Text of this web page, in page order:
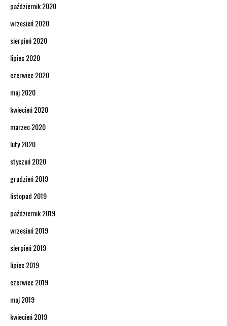
październik 2020
wrzesień 2020
sierpień 2020
lipiec 2020
czerwiec 2020
maj 2020
kwiecień 2020
marzec 2020
luty 2020
styczeń 2020
grudzień 2019
listopad 2019
październik 2019
wrzesień 2019
sierpień 2019
lipiec 2019
czerwiec 2019
maj 2019
kwiecień 2019